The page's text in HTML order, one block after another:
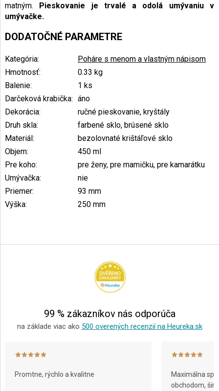
matným.
Pieskovanie je trvalé a odolá umývaniu v
umývačke.
DODATOČNÉ PARAMETRE
Kategória:
Poháre s menom a vlastným nápisom
Hmotnosť:
0.33 kg
Balenie:
1 ks
Darčeková krabička: áno
Dekorácia:
ručné pieskovanie, kryštály
Druh skla:
farbené sklo, brúsené sklo
Materiál:
bezolovnaté krištáľové sklo
Objem:
450 ml
Pre koho:
pre ženy, pre mamičku, pre kamarátku
Umývačka:
nie
Priemer:
93 mm
Výška: 250 mm
á
99 % zákazníkov nás odporúča
na základe viac ako 500 overených recenzií na Heureka.sk
Promtne, rýchlo a kvalitne
Maximálna
obchodom,